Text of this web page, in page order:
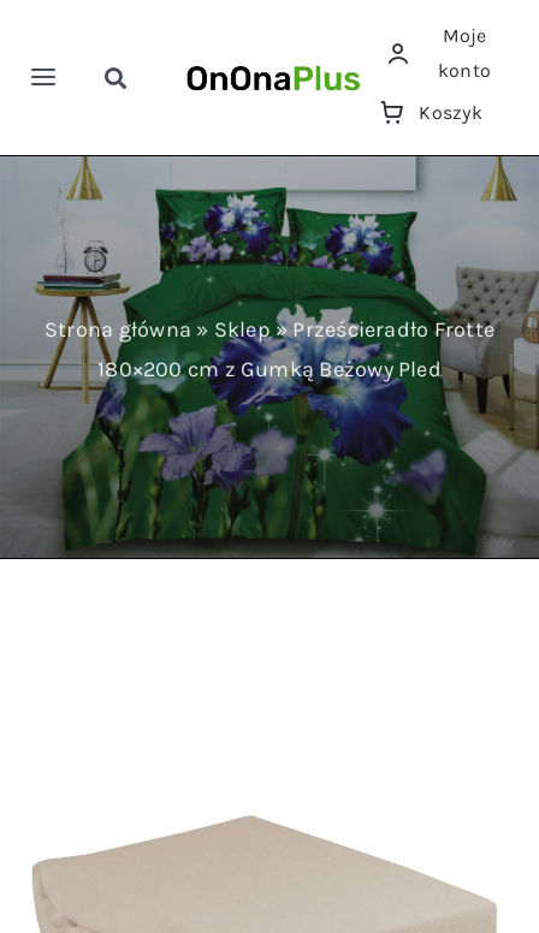
zawartości
Toggle
Pościele
Ręczniki
Koce
Prześcieradła
Toggle
Moje
konto
Koszyk
Strona główna » Sklep»Prześcieradło Frotte
180×200 cm z Gumką Beżowy Pled